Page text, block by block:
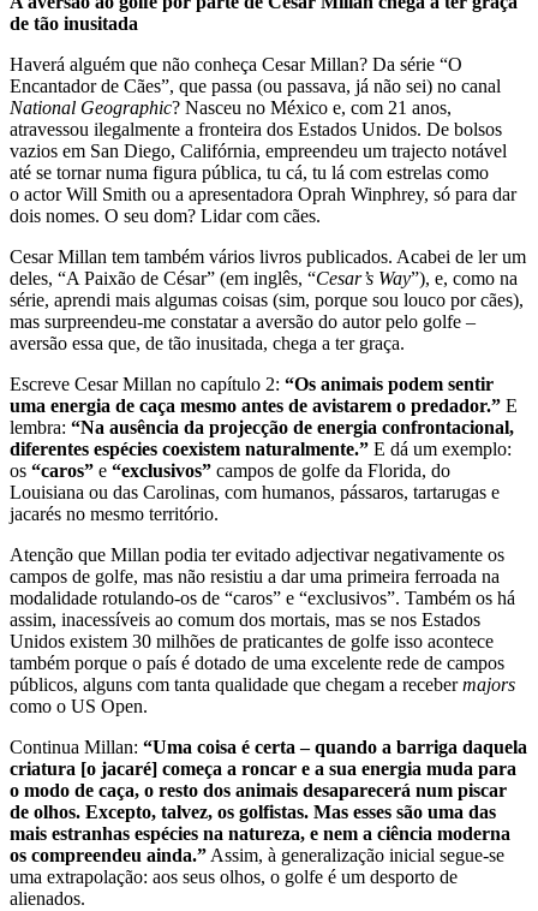
de tão inusitada
Haverá alguém que não conheça Cesar Millan? Da série “O
Encantador de Cães”, que passa (ou passava, já não sei) no canal
National Geographic? Nasceu no México e, com 21 anos,
atravessou ilegalmente a fronteira dos Estados Unidos. De bolsos
vazios em San Diego, Califórnia, empreendeu um trajecto notável
até se tornar numa figura pública, tu cá, tu lá com estrelas como
o actor Will Smith ou a apresentadora Oprah Winphrey, só para dar
dois nomes. O seu dom? Lidar com cães.
Cesar Millan tem também vários livros publicados. Acabei de ler um
deles, “A Paixão de César” (em inglês, “Cesar’s Way”), e, como na
série, aprendi mais algumas coisas (sim, porque sou louco por cães),
mas surpreendeu-me constatar a aversão do autor pelo golfe –
aversão essa que, de tão inusitada, chega a ter graça.
Escreve Cesar Millan no capítulo 2: “Os animais podem sentir
uma energia de caça mesmo antes de avistarem o predador.” E
lembra: “Na ausência da projecção de energia confrontacional,
diferentes espécies coexistem naturalmente.” E dá um exemplo:
os “caros” e “exclusivos” campos de golfe da Florida, do
Louisiana ou das Carolinas, com humanos, pássaros, tartarugas e
jacarés no mesmo território.
Atenção que Millan podia ter evitado adjectivar negativamente os
campos de golfe, mas não resistiu a dar uma primeira ferroada na
modalidade rotulando-os de “caros” e “exclusivos”. Também os há
assim, inacessíveis ao comum dos mortais, mas se nos Estados
Unidos existem 30 milhões de praticantes de golfe isso acontece
também porque o país é dotado de uma excelente rede de campos
públicos, alguns com tanta qualidade que chegam a recebermajors
como o US Open.
Continua Millan: “Uma coisa é certa – quando a barriga daquela
criatura [o jacaré] começa a roncar e a sua energia muda para
o modo de caça, o resto dos animais desaparecerá num piscar
de olhos. Excepto, talvez, os golfistas. Mas esses são uma das
mais estranhas espécies na natureza, e nem a ciência moderna
os compreendeu ainda.”Assim, à generalização inicial segue-se
uma extrapolação: aos seus olhos, o golfe é um desporto de
alienados.